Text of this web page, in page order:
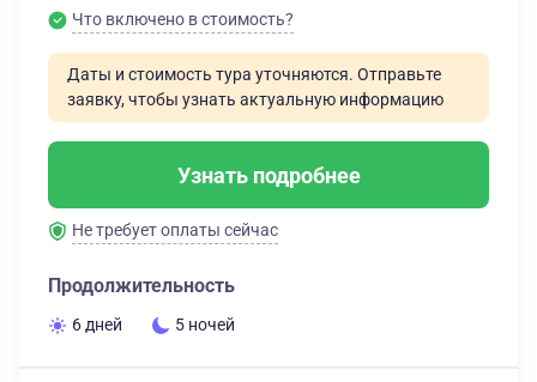
Что включено в стоимость?
Даты и стоимость тура уточняются. Отправьте
заявку, чтобы узнать актуальную информацию
Узнать подробнее
Не требует оплаты сейчас
Продолжительность
6 дней 5 ночей